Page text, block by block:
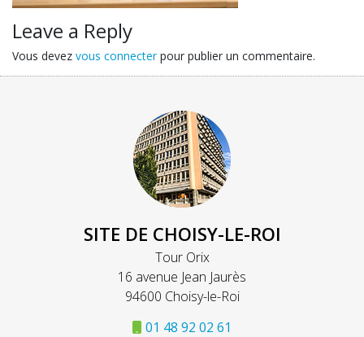
Leave a Reply
Vous devez vous connecter pour publier un commentaire.
SITE DE CHOISY-LE-ROI
Tour Orix
16 avenue Jean Jaurès
94600 Choisy-le-Roi
01 48 92 02 61